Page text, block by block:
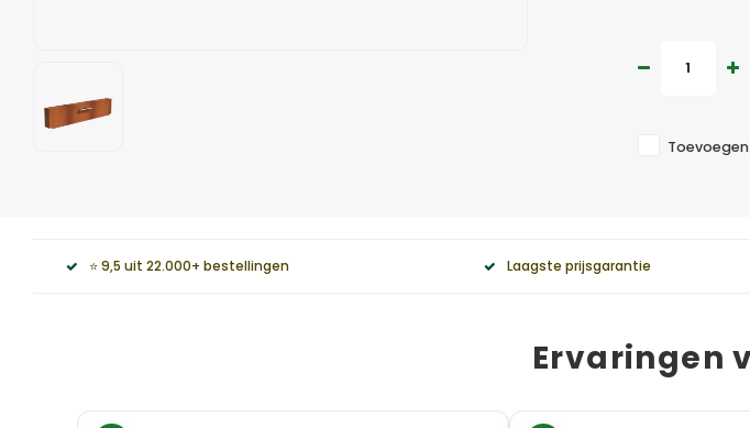
⭐ 9,5 uit 22.000+ bestellingen Laagste prijsgarantie
Ervaringen